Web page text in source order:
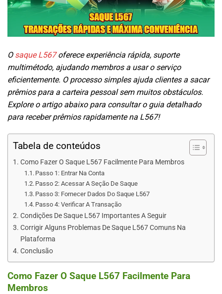
O saque L567oferece experiência rápida, suporte
multimétodo, ajudando membros a usar o serviço
eficientemente. O processo simples ajuda clientes a sacar
prêmios para a carteira pessoal sem muitos obstáculos.
Explore o artigo abaixo para consultar o guia detalhado
para receber prêmios rapidamente na L567!
Tabela de conteúdos
Como Fazer O Saque L567 Facilmente Para Membros
Passo 1: Entrar Na Conta
Passo 2: Acessar A Seção De Saque
Passo 3: Fornecer Dados Do Saque L567
Passo 4: Verificar A Transação
Condições De Saque L567 Importantes A Seguir
Corrigir Alguns Problemas De Saque L567 Comuns Na
Plataforma
Conclusão
Como Fazer O Saque L567 Facilmente Para
Membros